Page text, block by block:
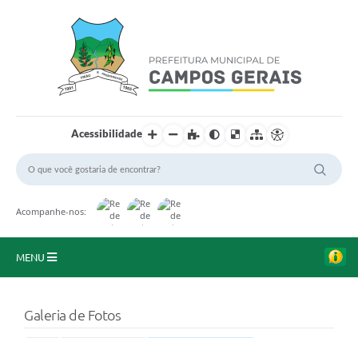
Acessibilidade
Acompanhe-nos:
MENU
O Município
Galeria de Fotos